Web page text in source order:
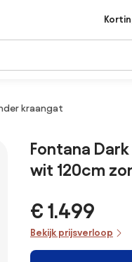
kraangat
Fontana
wit 120cm
€ 1.499
Bekijk prijsverloop